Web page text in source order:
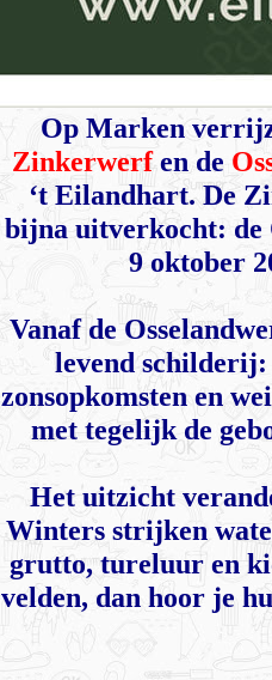
Op Marken
Zinkerwerfen de
‘t Eilandhart. De
bijna uitverkocht: de
9 oktober
Vanaf de
levend
zonsopkomsten en
met tegelijk de
Het uitzicht
Winters strijken
grutto, tureluur en
velden, dan hoor je